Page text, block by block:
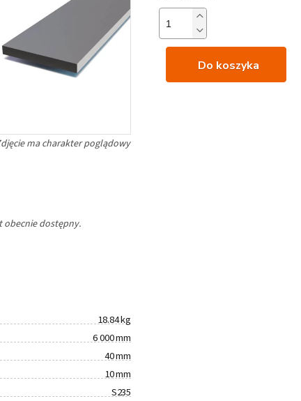
obecnie dostępny.
Do koszyka
18.84 kg
6 000 mm
40 mm
10 mm
S235